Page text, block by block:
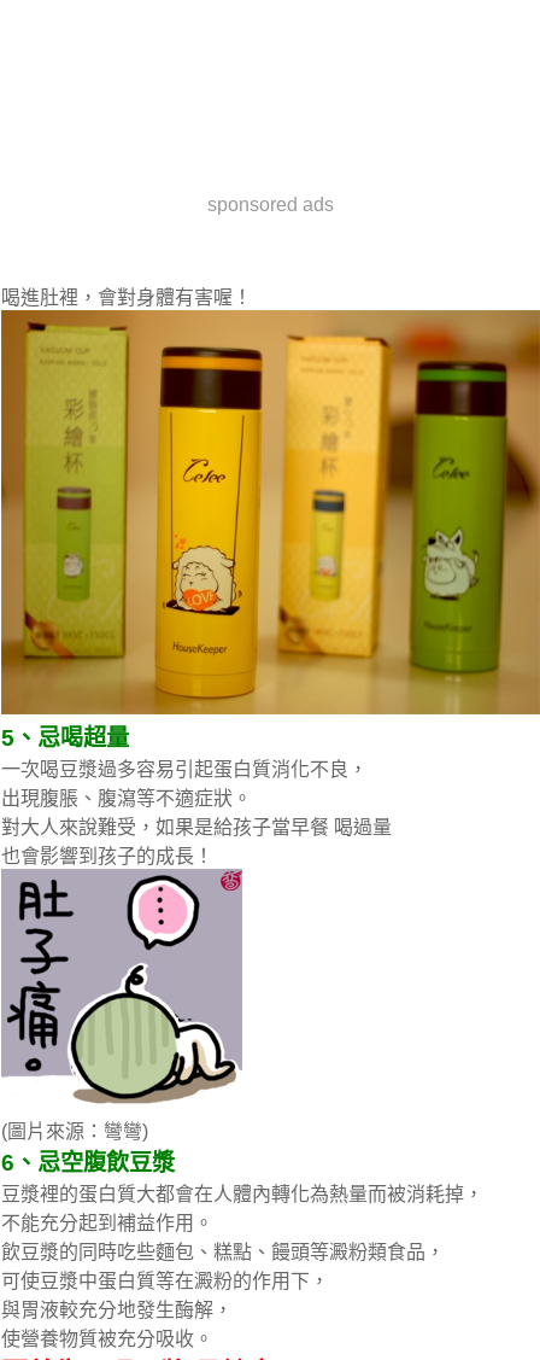
sponsored ads
喝進肚裡，會對身體有害喔！
5、忌喝超量
一次喝豆漿過多容易引起蛋白質消化不良，
出現腹脹、腹瀉等不適症狀。
對大人來說難受，如果是給孩子當早餐 喝過量
也會影響到孩子的成長！
(圖片來源：彎彎)
6、忌空腹飲豆漿
豆漿裡的蛋白質大都會在人體內轉化為熱量而被消耗掉，
不能充分起到補益作用。
飲豆漿的同時吃些麵包、糕點、饅頭等澱粉類食品，
可使豆漿中蛋白質等在澱粉的作用下，
與胃液較充分地發生酶解，
使營養物質被充分吸收。